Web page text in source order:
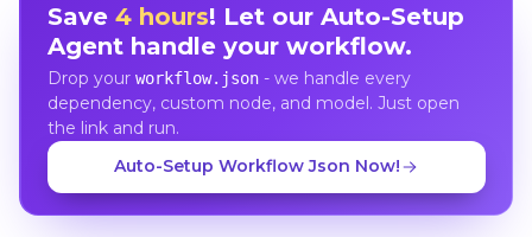
Save 4 hours! Let our Auto-Setup
Agent handle your workflow.
Drop your workflow.json- we handle every
dependency, custom node, and model. Just open
the link and run.
Auto-Setup Workflow Json Now!